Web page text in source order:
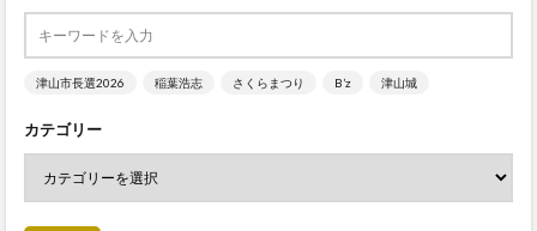
津山市長選2026 稲葉浩志 さくらまつり B’z 津山城
カテゴリー